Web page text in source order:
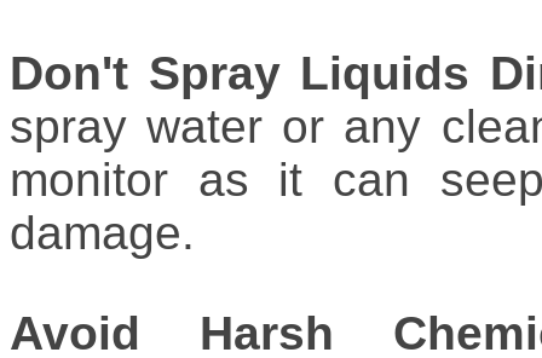
Don't Spray Liquids
spray water or any
monitor as it can
damage.
Avoid Harsh